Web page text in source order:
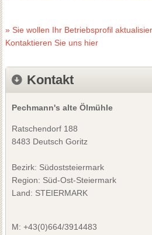
» Sie wollen Ihr Betriebsprofil
Kontaktieren Sie uns hier
Kontakt
Pechmann's alte Ölmühle
Ratschendorf 188
8483 Deutsch Goritz
Bezirk: Südoststeiermark
Region: Süd-Ost-Steiermark
Land: STEIERMARK
M: +43(0)664/3914483